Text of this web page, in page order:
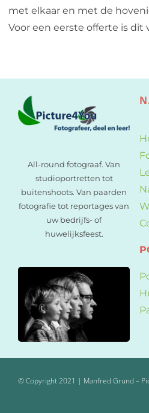
met elkaar en met de
Voor een eerste offerte is dit
All-round fotograaf. Van
studioportretten tot
buitenshoots. Van paarden
fotografie tot reportages van
uw bedrijfs- of
huwelijksfeest.
© Copyright 2021 | Manfred Grund –